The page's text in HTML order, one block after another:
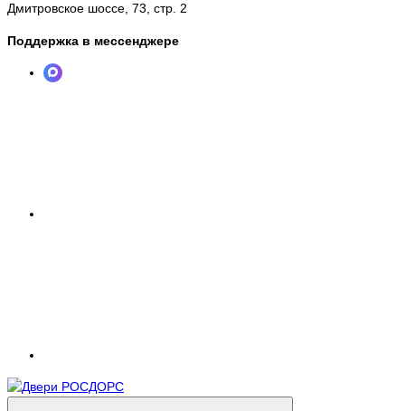
Дмитровское шоссе, 73, стр. 2
Поддержка в мессенджере